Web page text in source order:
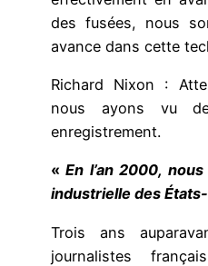
des fusées, nous
avance dans cette
Richard Nixon :
nous ayons vu
enregistrement.
«En l’an 2000,
industrielle des
Trois ans
journalistes